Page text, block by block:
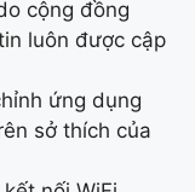
cộng đồng
luôn được cập
ứng dụng
sở thích của